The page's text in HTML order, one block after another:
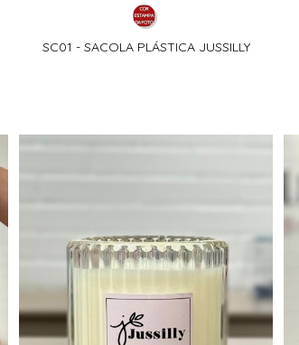
SC01 - SACOLA PLÁSTICA JUSSILLY